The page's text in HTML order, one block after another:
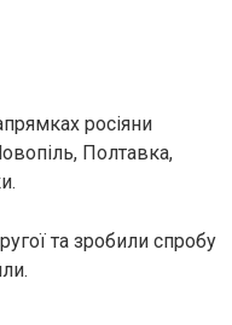
росіяни
Полтавка,
та зробили спробу